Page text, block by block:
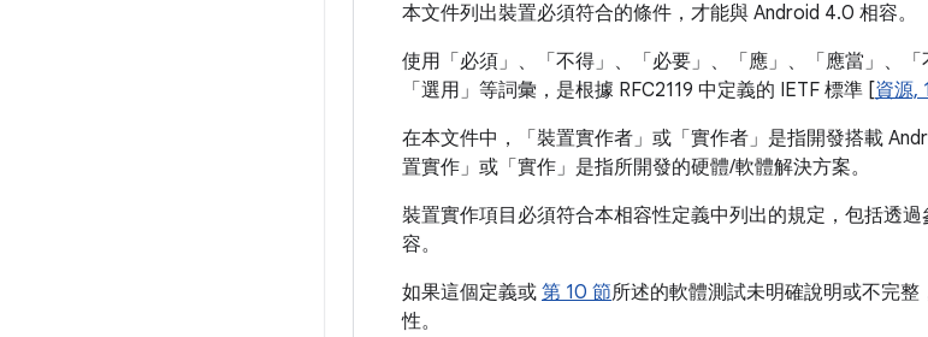
本文件列出裝置必須符合的條件，才能與 Android 4.0 相容。
使用「必須」、「不得」、「必要」、「應」、「應當」、
「選用」等詞彙，是根據 RFC2119 中定義的 IETF 標準 [資源, 1
在本文件中，「裝置實作者」或「實作者」是指開發搭載
置實作」或「實作」是指所開發的硬體/軟體解決方案。
裝置實作項目必須符合本相容性定義中列出的規定，包括透
容。
如果這個定義或 第 10 節所述的軟體測試未明確說明或不完
性。